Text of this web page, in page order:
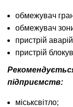
обмежувач
обмежувач
пристрій
пристрій
підприємств:
міськсвітло;